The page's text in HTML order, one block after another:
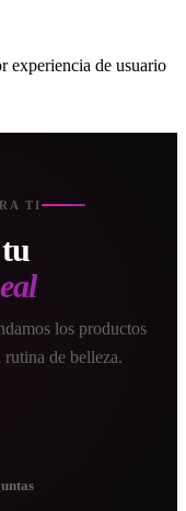
experiencia de usuario
TI
los productos
rutina de belleza.